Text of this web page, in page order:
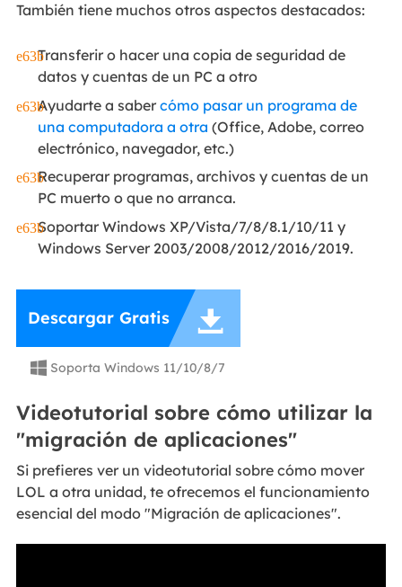
También tiene muchos otros aspectos destacados:
Transferir o hacer una copia de seguridad de
datos y cuentas de un PC a otro
Ayudarte a saber cómo pasar un programa de
una computadora a otra (Office, Adobe, correo
electrónico, navegador, etc.)
Recuperar programas, archivos y cuentas de un
PC muerto o que no arranca.
Soportar Windows XP/Vista/7/8/8.1/10/11 y
Windows Server 2003/2008/2012/2016/2019.
Descargar Gratis 
 Soporta Windows 11/10/8/7
Videotutorial sobre cómo utilizar la
"migración de aplicaciones"
Si prefieres ver un videotutorial sobre cómo mover
LOL a otra unidad, te ofrecemos el funcionamiento
esencial del modo "Migración de aplicaciones".